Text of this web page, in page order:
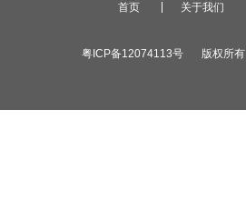
首页 关于我们
粤ICP备12074113号 版权所